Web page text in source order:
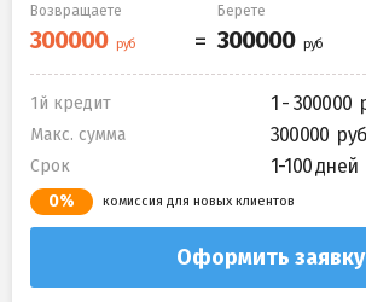
Возвращаете Берете
1й кредит 1 - 300000
Макс. сумма 300000
Срок 1-100 дней
0% комиссия для новых клиентов
Оформить заявку